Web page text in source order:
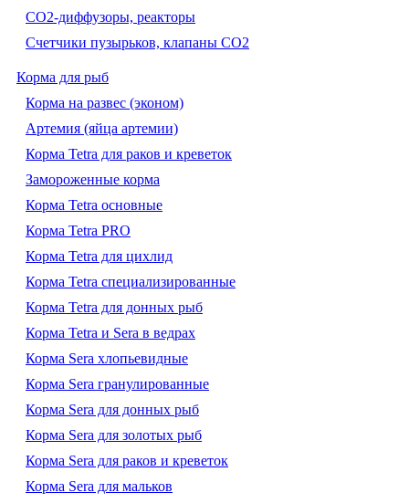
СО2-диффузоры, реакторы
Счетчики пузырьков, клапаны СО2
Корма для рыб
Корма на развес (эконом)
Артемия (яйца артемии)
Корма Tetra для раков и креветок
Замороженные корма
Корма Tetra основные
Корма Tetra PRO
Корма Tetra для цихлид
Корма Tetra специализированные
Корма Tetra для донных рыб
Корма Tetra и Sera в ведрах
Корма Sera хлопьевидные
Корма Sera гранулированные
Корма Sera для донных рыб
Корма Sera для золотых рыб
Корма Sera для раков и креветок
Корма Sera для мальков